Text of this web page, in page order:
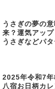
うさぎの夢の
来？運気アッ
うさぎなどパタ
2025年令和7
八宿お日柄カ